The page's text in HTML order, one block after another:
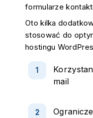
formularze
Oto kilka
stosować do
hostingu
mail